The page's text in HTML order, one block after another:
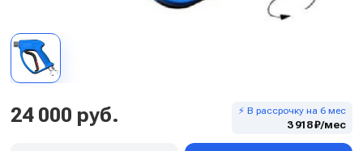
24 000 руб. ⚡ В рассрочку на 6 мес
3 918 ₽/мес